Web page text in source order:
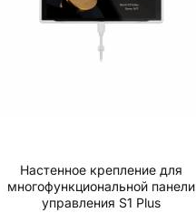
Настенное крепление для
многофункциональной панели
yпpaвлeния S1 Plus